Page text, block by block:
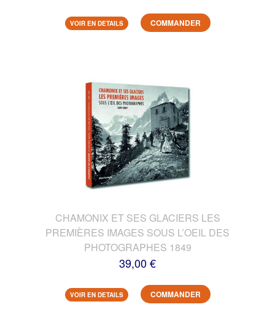
VOIR EN DETAILS COMMANDER
CHAMONIX ET SES GLACIERS LES
PREMIÈRES IMAGES SOUS L’OEIL DES
PHOTOGRAPHES 1849
39,00 €
VOIR EN DETAILS COMMANDER